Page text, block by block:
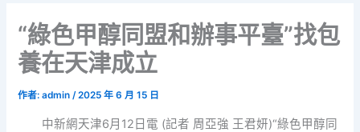
“綠色甲醇同盟和辦事平臺”找包
養在天津成立
作者:admin/2025 年 6 月 15 日
中新網天津6月12日電 (記者 周亞強 王君妍)“綠色甲醇同